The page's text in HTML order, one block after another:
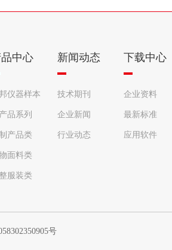
中心
仪器样本
品系列
产品类
面料类
服装类
新闻动态
技术期刊
企业新闻
行业动态
下载中心
企业资料
最新标准
应用软件
号